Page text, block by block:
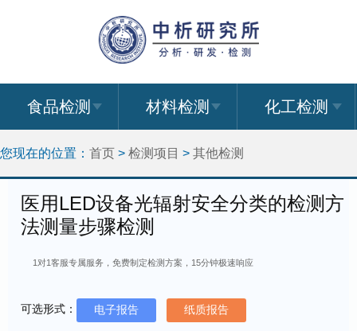
食品检测 材料检测 化工检测
您现在的位置： 首页 > 检测项目 > 其他检测
医用LED设备光辐射安全分类的检测方
法测量步骤检测
1对1客服专属服务，免费制定检测方案，15分钟极速响应
可选形式： 电子报告 纸质报告